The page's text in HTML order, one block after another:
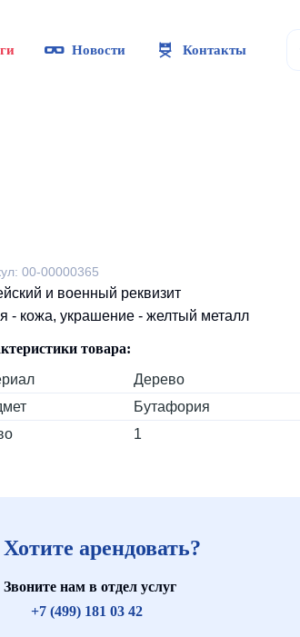
Новости Контакты
00-00000365
и военный реквизит
- кожа, украшение - желтый металл
товара:
Дерево
Бутафория
1
Хотите арендовать?
Звоните нам в отдел услуг
+7 (499) 181 03 42